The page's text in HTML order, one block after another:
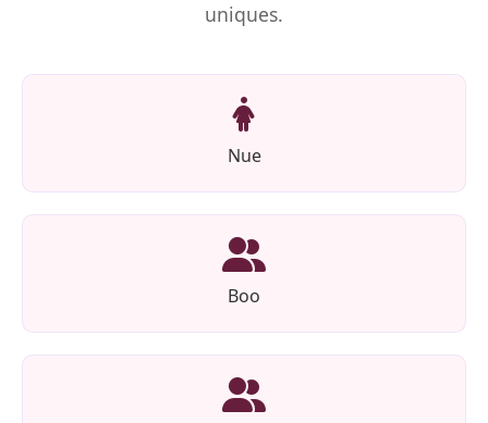
uniques.
Nue
Boo